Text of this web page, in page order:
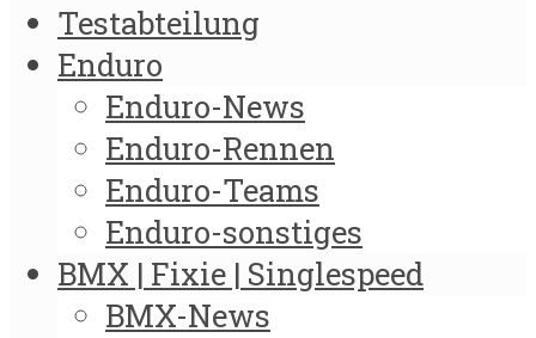
Testabteilung
Enduro
Enduro-News
Enduro-Rennen
Enduro-Teams
Enduro-sonstiges
BMX | Fixie | Singlespeed
BMX-News